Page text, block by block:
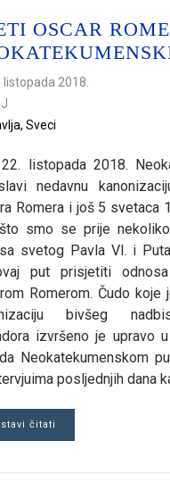
OSCAR
listopada 2018.
, Sveci
listopada 2018.
nedavnu
Romera i još 5 svetaca
smo se prije
svetog Pavla VI. i
put prisjetiti
Romerom. Čudo koje
bivšeg
izvršeno je upravo
Neokatekumenskom
posljednjih dana
čitati